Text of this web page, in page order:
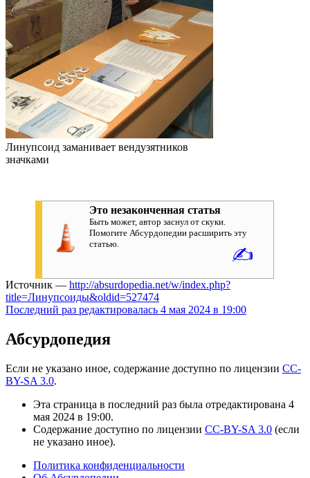
Линупсоид заманивает вендузятников
значками
Это незаконченная статья
Быть может, автор заснул от скуки.
Помогите Абсурдопедии расширить эту
статью.
✍
Источник — http://absurdopedia.net/w/index.php?
title=Линупсоиды&oldid=527474
Последний раз редактировалась 4 мая 2024 в 19:00
Абсурдопедия
Если не указано иное, содержание доступно по лицензии CC-
BY-SA 3.0.
Эта страница в последний раз была отредактирована 4
мая 2024 в 19:00.
Содержание доступно по лицензии CC-BY-SA 3.0 (если
не указано иное).
Политика конфиденциальности